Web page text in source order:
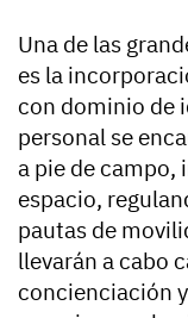
Una de las
es la
con dominio de
personal se
a pie de campo,
espacio,
pautas de
llevarán a cabo
concienciación